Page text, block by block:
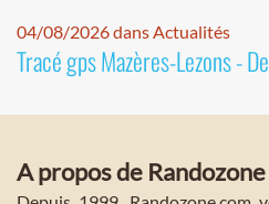
04/08/2026 dans Actualités
Tracé gps Mazères-Lezons -
A propos de Randozone